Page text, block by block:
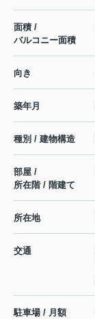
面積 /
バルコニー面積
向き
築年月
種別 / 建物構造
部屋 /
所在階 / 階建て
所在地
交通
駐車場 / 月額